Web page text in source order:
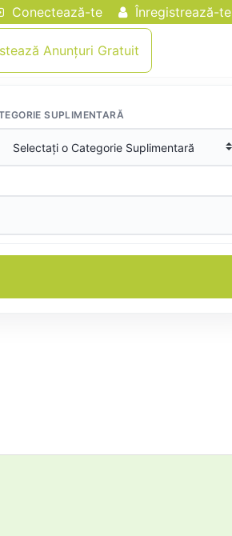
Conectează-te Înregistrează-te
Anunțuri Gratuit
SUPLIMENTARĂ